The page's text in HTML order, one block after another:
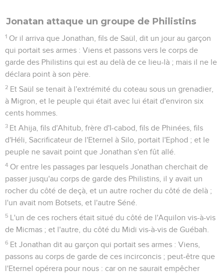
Jonatan attaque un groupe de Philistins
1 Or il arriva que Jonathan, fils de Saül, dit un jour au garçon
qui portait ses armes : Viens et passons vers le corps de
garde des Philistins qui est au delà de ce lieu-là ; mais il ne le
déclara point à son père.
2 Et Saül se tenait à l'extrémité du coteau sous un grenadier,
à Migron, et le peuple qui était avec lui était d'environ six
cents hommes.
3 Et Ahija, fils d'Ahitub, frère d'I-cabod, fils de Phinées, fils
d'Héli, Sacrificateur de l'Eternel à Silo, portait l'Ephod ; et le
peuple ne savait point que Jonathan s'en fût allé.
4 Or entre les passages par lesquels Jonathan cherchait de
passer jusqu'au corps de garde des Philistins, il y avait un
rocher du côté de deçà, et un autre rocher du côté de delà ;
l'un avait nom Botsets, et l'autre Séné.
5 L'un de ces rochers était situé du côté de l'Aquilon vis-à-vis
de Micmas ; et l'autre, du côté du Midi vis-à-vis de Guébah.
6 Et Jonathan dit au garçon qui portait ses armes : Viens,
passons au corps de garde de ces incirconcis ; peut-être que
l'Eternel opérera pour nous : car on ne saurait empêcher